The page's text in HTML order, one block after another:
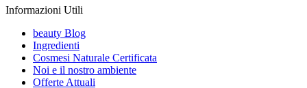
Informazioni Utili
beauty Blog
Ingredienti
Cosmesi Naturale Certificata
Noi e il nostro ambiente
Offerte Attuali